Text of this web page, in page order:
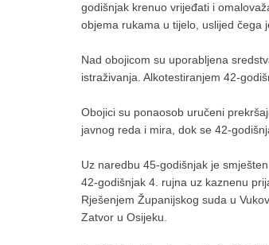
godišnjak krenuo vrijeđati i
objema rukama u tijelo, uslijed čega
Nad obojicom su uporabljena
istraživanja. Alkotestiranjem 42-
Obojici su ponaosob uručeni
javnog reda i mira, dok se 42-
Uz naredbu 45-godišnjak je
42-godišnjak 4. rujna uz kaznenu
Rješenjem Županijskog suda u
Zatvor u Osijeku.